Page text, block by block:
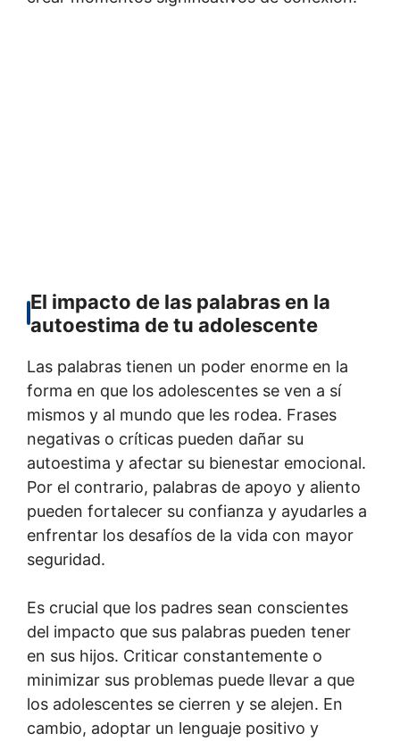
El impacto de las palabras en la
autoestima de tu adolescente
Las palabras tienen un poder enorme en la
forma en que los adolescentes se ven a sí
mismos y al mundo que les rodea. Frases
negativas o críticas pueden dañar su
autoestima y afectar su bienestar emocional.
Por el contrario, palabras de apoyo y aliento
pueden fortalecer su confianza y ayudarles a
enfrentar los desafíos de la vida con mayor
seguridad.
Es crucial que los padres sean conscientes
del impacto que sus palabras pueden tener
en sus hijos. Criticar constantemente o
minimizar sus problemas puede llevar a que
los adolescentes se cierren y se alejen. En
cambio, adoptar un lenguaje positivo y